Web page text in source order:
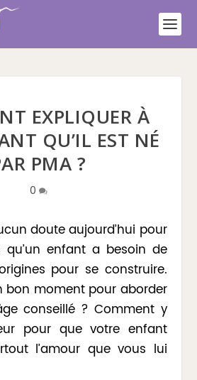
EXPLIQUER À
QU’IL EST NÉ
PMA ?
0
doute aujourd’hui pour
qu’un enfant a besoin de
pour se construire.
moment pour aborder
conseillé ? Comment y
pour que votre enfant
l’amour que vous lui